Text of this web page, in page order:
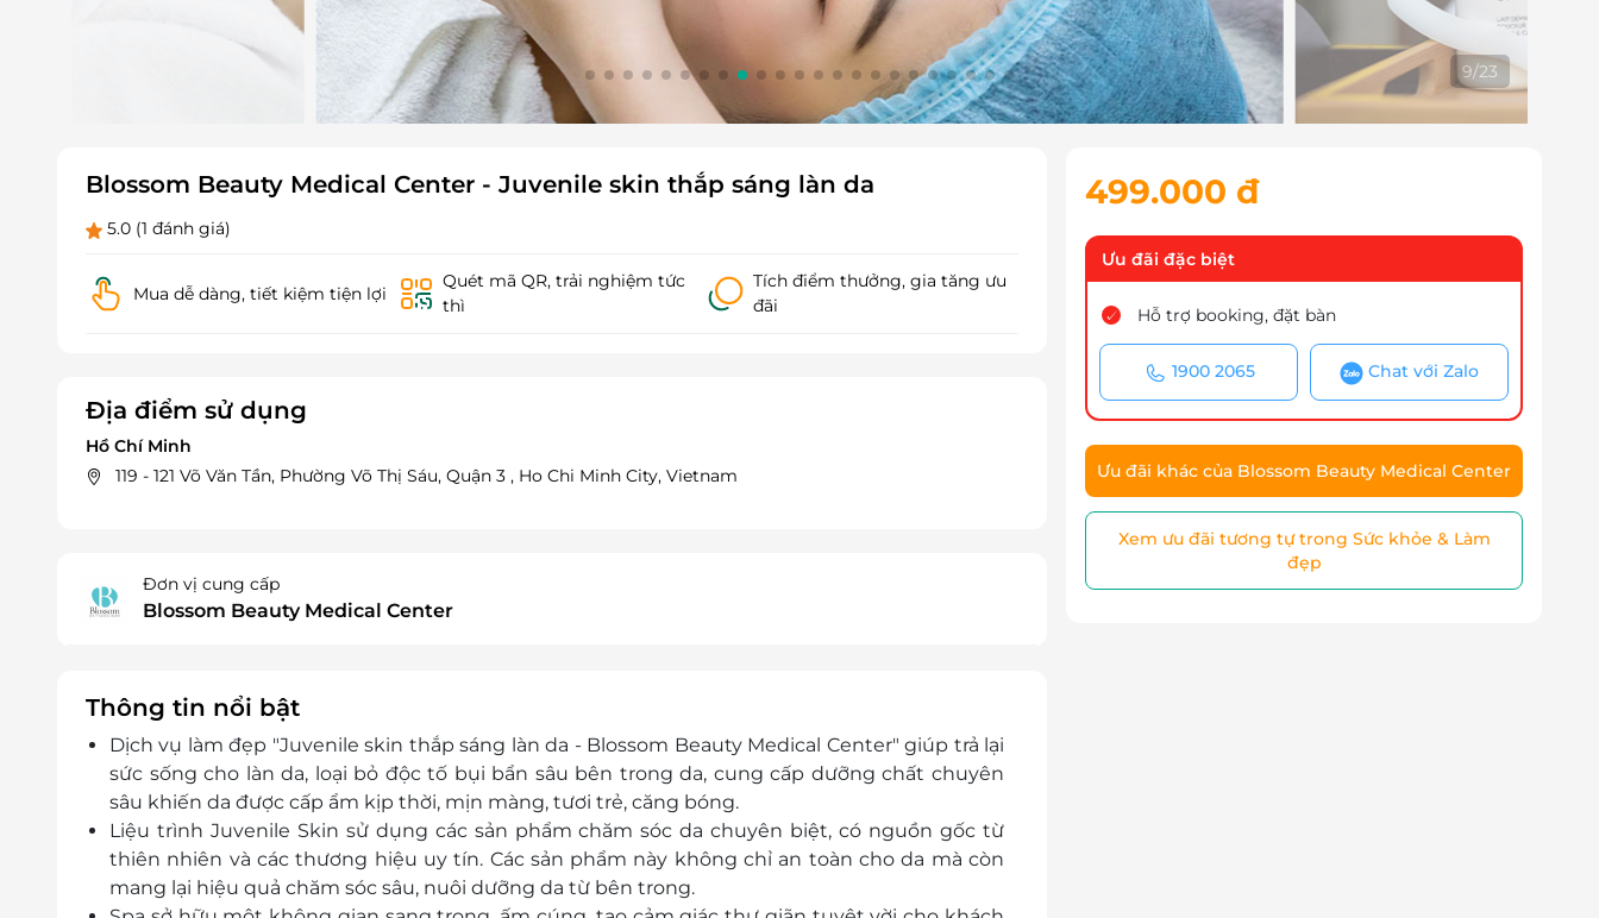
10/23
Blossom Beauty Medical Center - Juvenile skin thắp sáng làn da
5.0 (1 đánh giá)
Mua dễ dàng, tiết kiệm tiện lợi
Quét mã QR, trải nghiệm tức
thì
Tích điểm thưởng, gia tăng ưu
đãi
Địa điểm sử dụng
Hồ Chí Minh
119 - 121 Võ Văn Tần, Phường Võ Thị Sáu, Quận 3 , Ho Chi Minh City, Vietnam
Đơn vị cung cấp
Blossom Beauty Medical Center
Thông tin nổi bật
Dịch vụ làm đẹp "Juvenile skin thắp sáng làn da - Blossom Beauty Medical Center" giúp trả lại
sức sống cho làn da, loại bỏ độc tố bụi bẩn sâu bên trong da, cung cấp dưỡng chất chuyên
sâu khiến da được cấp ẩm kịp thời, mịn màng, tươi trẻ, căng bóng.
Liệu trình Juvenile Skin sử dụng các sản phẩm chăm sóc da chuyên biệt, có nguồn gốc từ
thiên nhiên và các thương hiệu uy tín. Các sản phẩm này không chỉ an toàn cho da mà còn
mang lại hiệu quả chăm sóc sâu, nuôi dưỡng da từ bên trong.
499.000 đ
Ưu đãi đặc biệt
Hỗ trợ booking, đặt bàn
1900 2065 Chat với Zalo
Ưu đãi khác của Blossom Beauty Medical Center
Xem ưu đãi tương tự trong Sức khỏe & Làm
đẹp